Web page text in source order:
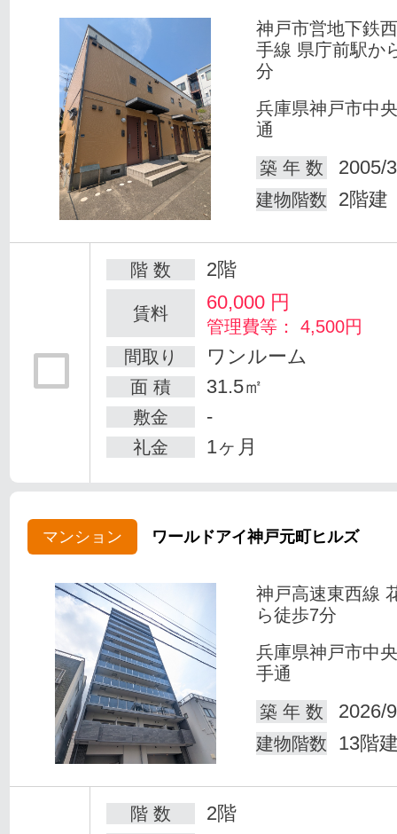
神戸市営地下鉄
手線 県庁前駅か
分
兵庫県神戸市中
通
築 年 数
2005/
建物階数 2階建
階 数 2階
賃料 60,000 円
管理費等： 4,500円
間取り
ワンルーム
面 積 31.5㎡
敷金 -
礼金 1ヶ月
マンション ワールドアイ神戸元町ヒルズ
神戸高速東西線
ら徒歩7分
兵庫県神戸市中
手通
築 年 数
2026/
建物階数 13階
階 数 2階